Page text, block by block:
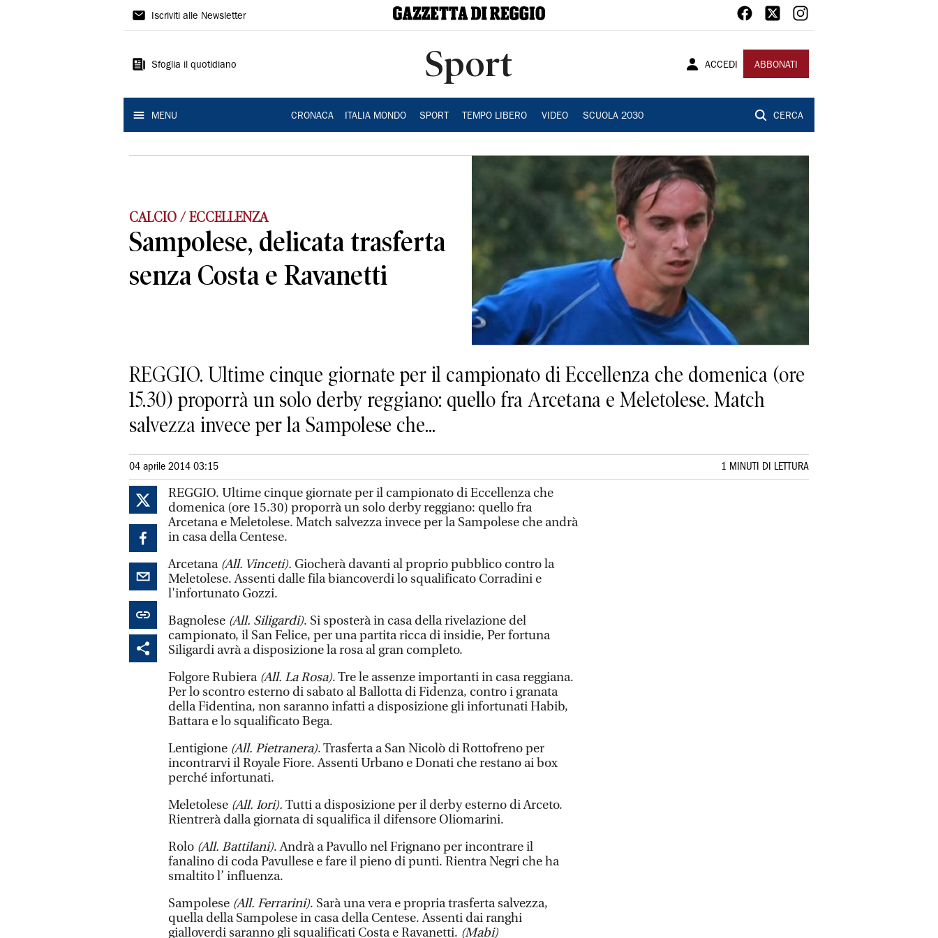
Gazzetta
Reggio
Iscriviti alle Newsletter
Sfoglia il quotidiano Sport ACCEDI ABBONATI
MENU CRONACA ITALIA MONDO SPORT TEMPO LIBERO VIDEO SCUOLA 2030 CERCA
CALCIO / ECCELLENZA
Sampolese, delicata trasferta
senza Costa e Ravanetti
REGGIO. Ultime cinque giornate per il campionato di Eccellenza che domenica (ore
15.30) proporrà un solo derby reggiano: quello fra Arcetana e Meletolese. Match
salvezza invece per la Sampolese che...
04 aprile 2014 03:15 1 MINUTI DI LETTURA
REGGIO. Ultime cinque giornate per il campionato di Eccellenza che
domenica (ore 15.30) proporrà un solo derby reggiano: quello fra
Arcetana e Meletolese. Match salvezza invece per la Sampolese che andrà
in casa della Centese.
Arcetana(All. Vinceti). Giocherà davanti al proprio pubblico contro la
Meletolese. Assenti dalle fila biancoverdi lo squalificato Corradini e
l'infortunato Gozzi.
Bagnolese (All. Siligardi). Si sposterà in casa della rivelazione del
campionato, il San Felice, per una partita ricca di insidie, Per fortuna
Siligardi avrà a disposizione la rosa al gran completo.
Folgore Rubiera (All. La Rosa). Tre le assenze importanti in casa reggiana.
Per lo scontro esterno di sabato al Ballotta di Fidenza, contro i granata
della Fidentina, non saranno infatti a disposizione gli infortunati Habib,
Battara e lo squalificato Bega.
Lentigione (All. Pietranera). Trasferta a San Nicolò di Rottofreno per
incontrarvi il Royale Fiore. Assenti Urbano e Donati che restano ai box
perché infortunati.
Meletolese (All. Iori). Tutti a disposizione per il derby esterno di Arceto.
Rientrerà dalla giornata di squalifica il difensore Oliomarini.
Rolo (All. Battilani). Andrà a Pavullo nel Frignano per incontrare il
fanalino di coda Pavullese e fare il pieno di punti. Rientra Negri che ha
smaltito l’ influenza.
Sampolese (All. Ferrarini). Sarà una vera e propria trasferta salvezza,
quella della Sampolese in casa della Centese. Assenti dai ranghi
gialloverdi saranno gli squalificati Costa e Ravanetti. (Mabi)